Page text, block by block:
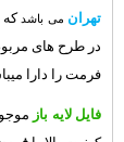
تهران می باشد که
در طرح های
فرمت را دارا
فایل لایه باز